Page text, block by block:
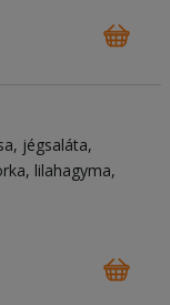
jégsaláta
lilahagyma